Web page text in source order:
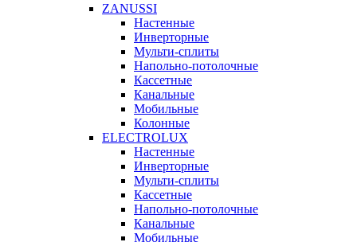
ZANUSSI
Настенные
Инверторные
Мульти-сплиты
Напольно-потолочные
Кассетные
Канальные
Мобильные
Колонные
ELECTROLUX
Настенные
Инверторные
Мульти-сплиты
Кассетные
Напольно-потолочные
Канальные
Мобильные